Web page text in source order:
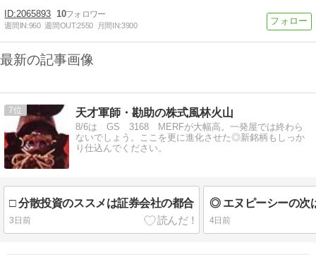
2065893 10
週間IN:960 週間OUT:2550 月間IN:3900
最新の記事画像
7 天才軍師・勘助の株式風林火山
8/6は GS 3168 MERFが大幅高。一発屋では終わら
ないでしょう。ここを更に進化させた◎新銘柄もしっか
り仕込んでください。
□ 分散投資のススメは証券会社の都合
3日前 4日前